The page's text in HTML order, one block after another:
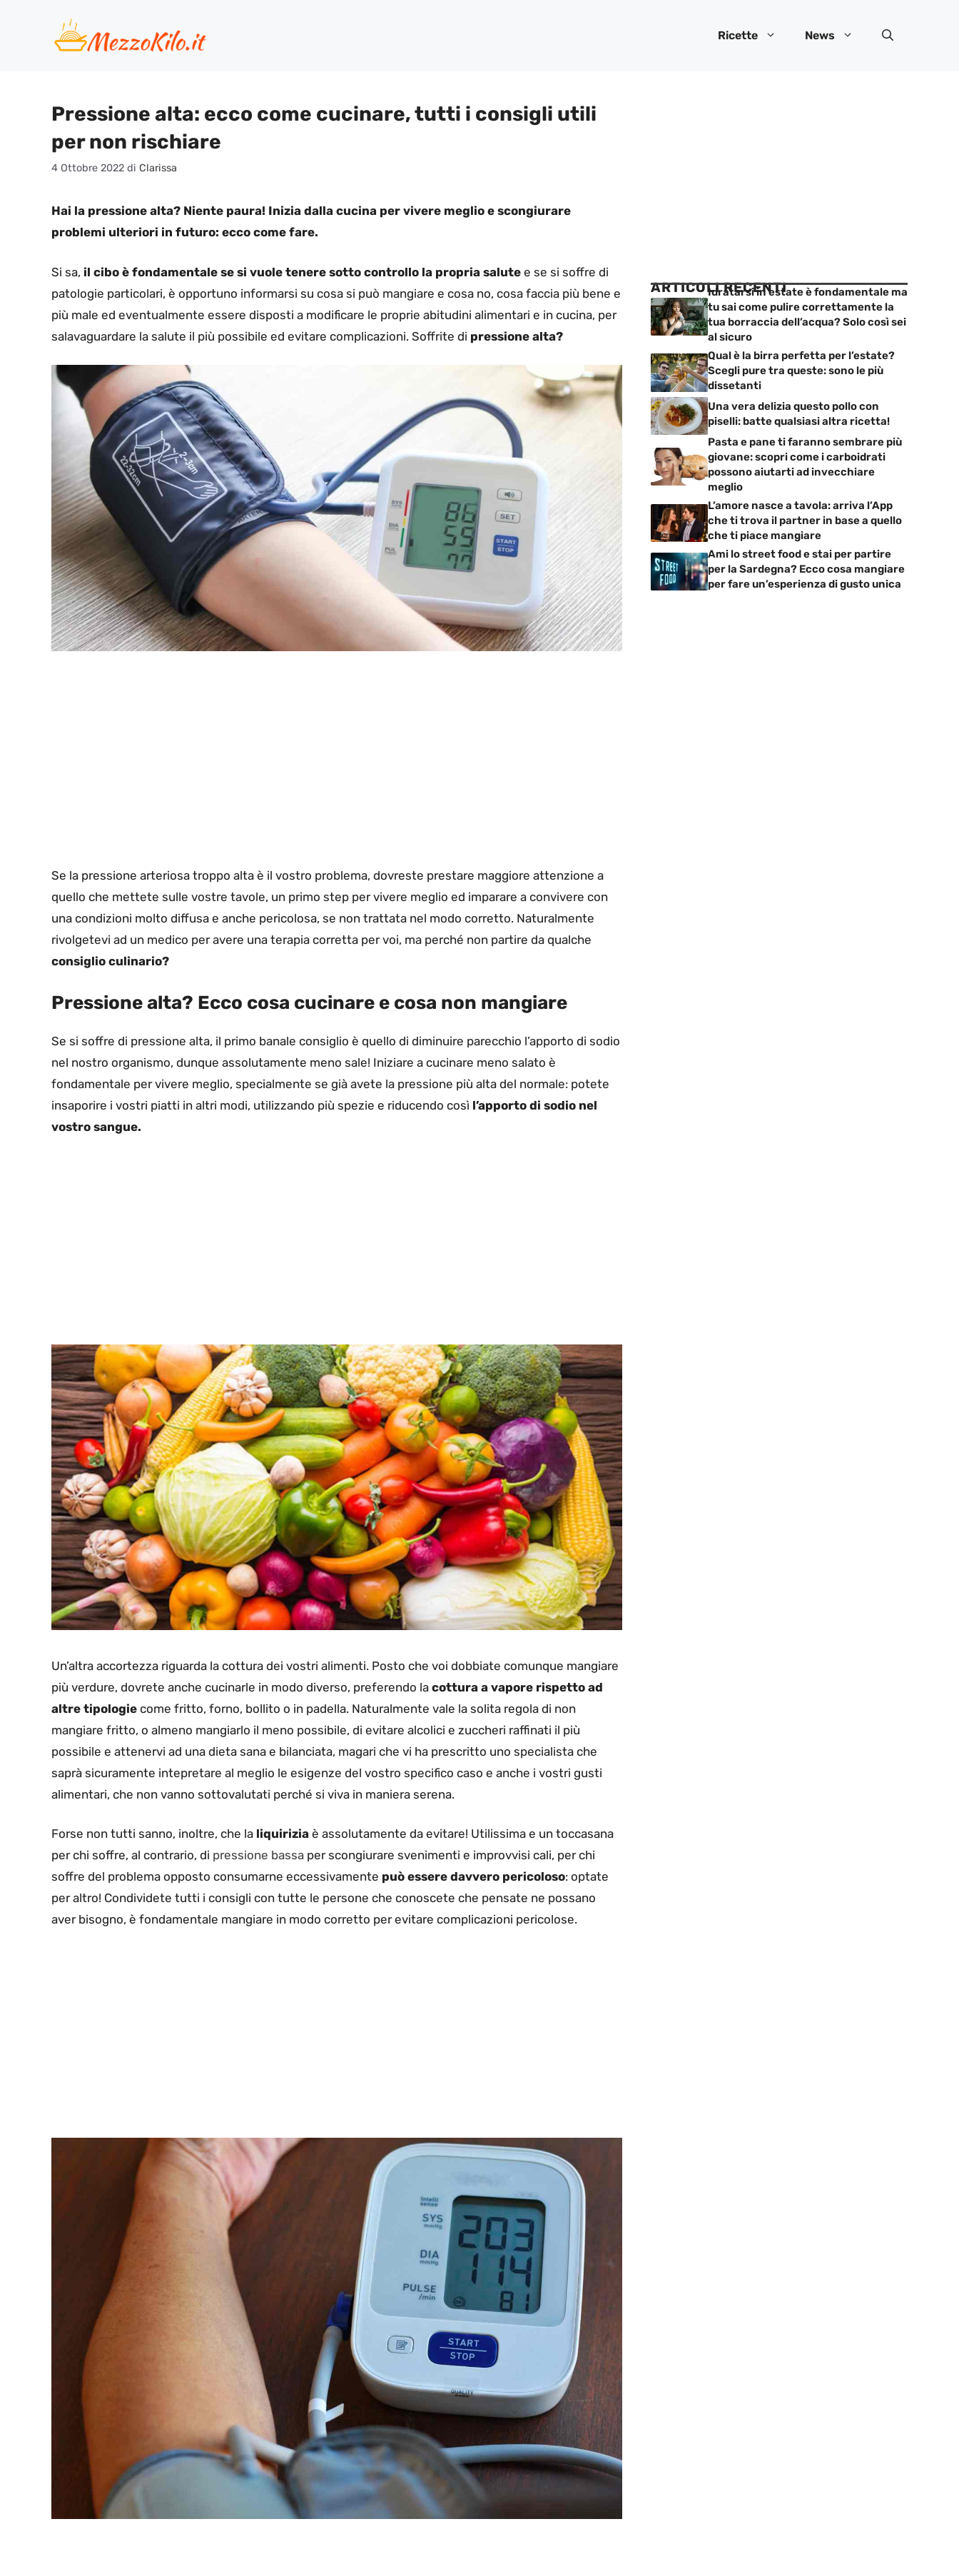
contenuto
Ricette News
Pressione alta: ecco come cucinare, tutti i consigli utili
per non rischiare
4 Ottobre 2022 di Clarissa
Hai la pressione alta? Niente paura! Inizia dalla cucina per vivere meglio e scongiurare
problemi ulteriori in futuro: ecco come fare.
Si sa, il cibo è fondamentale se si vuole tenere sotto controllo la propria salute e se si soffre di
patologie particolari, è opportuno informarsi su cosa si può mangiare e cosa no, cosa faccia più bene e
più male ed eventualmente essere disposti a modificare le proprie abitudini alimentari e in cucina, per
salavaguardare la salute il più possibile ed evitare complicazioni. Soffrite di pressione alta?
Se la pressione arteriosa troppo alta è il vostro problema, dovreste prestare maggiore attenzione a
quello che mettete sulle vostre tavole, un primo step per vivere meglio ed imparare a convivere con
una condizioni molto diffusa e anche pericolosa, se non trattata nel modo corretto. Naturalmente
rivolgetevi ad un medico per avere una terapia corretta per voi, ma perché non partire da qualche
consiglio culinario?
Pressione alta? Ecco cosa cucinare e cosa non mangiare
Se si soffre di pressione alta, il primo banale consiglio è quello di diminuire parecchio l’apporto di sodio
nel nostro organismo, dunque assolutamente meno sale! Iniziare a cucinare meno salato è
fondamentale per vivere meglio, specialmente se già avete la pressione più alta del normale: potete
insaporire i vostri piatti in altri modi, utilizzando più spezie e riducendo così l’apporto di sodio nel
vostro sangue.
Un’altra accortezza riguarda la cottura dei vostri alimenti. Posto che voi dobbiate comunque mangiare
più verdure, dovrete anche cucinarle in modo diverso, preferendo la cottura a vapore rispetto ad
altre tipologie come fritto, forno, bollito o in padella. Naturalmente vale la solita regola di non
mangiare fritto, o almeno mangiarlo il meno possibile, di evitare alcolici e zuccheri raffinati il più
possibile e attenervi ad una dieta sana e bilanciata, magari che vi ha prescritto uno specialista che
saprà sicuramente intepretare al meglio le esigenze del vostro specifico caso e anche i vostri gusti
alimentari, che non vanno sottovalutati perché si viva in maniera serena.
Forse non tutti sanno, inoltre, che la liquirizia è assolutamente da evitare! Utilissima e un toccasana
per chi soffre, al contrario, di pressione bassa per scongiurare svenimenti e improvvisi cali, per chi
soffre del problema opposto consumarne eccessivamente può essere davvero pericoloso: optate
per altro! Condividete tutti i consigli con tutte le persone che conoscete che pensate ne possano
aver bisogno, è fondamentale mangiare in modo corretto per evitare complicazioni pericolose.
ARTICOLI RECENTI
Idratarsi in estate è fondamentale ma
tu sai come pulire correttamente la
tua borraccia dell’acqua? Solo così sei
al sicuro
Qual è la birra perfetta per l’estate?
Scegli pure tra queste: sono le più
dissetanti
Una vera delizia questo pollo con
piselli: batte qualsiasi altra ricetta!
Pasta e pane ti faranno sembrare più
giovane: scopri come i carboidrati
possono aiutarti ad invecchiare
meglio
L’amore nasce a tavola: arriva l’App
che ti trova il partner in base a quello
che ti piace mangiare
Ami lo street food e stai per partire
per la Sardegna? Ecco cosa mangiare
per fare un’esperienza di gusto unica